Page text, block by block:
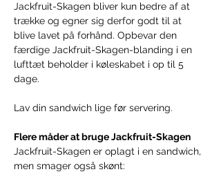
Jackfruit-Skagen bliver kun bedre af at
trække og egner sig derfor godt til at
blive lavet på forhånd. Opbevar den
færdige Jackfruit-Skagen-blanding i en
lufttæt beholder i køleskabet i op til 5
dage.
Lav din sandwich lige før servering.
Flere måder at bruge Jackfruit-Skagen
Jackfruit-Skagen er oplagt i en sandwich,
men smager også skønt: